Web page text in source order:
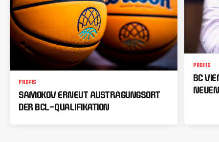
PROFIS
SAMOKOV ERNEUT AUSTRAGUNGSORT
DER BCL-QUALIFIKATION
PROFIS
BC